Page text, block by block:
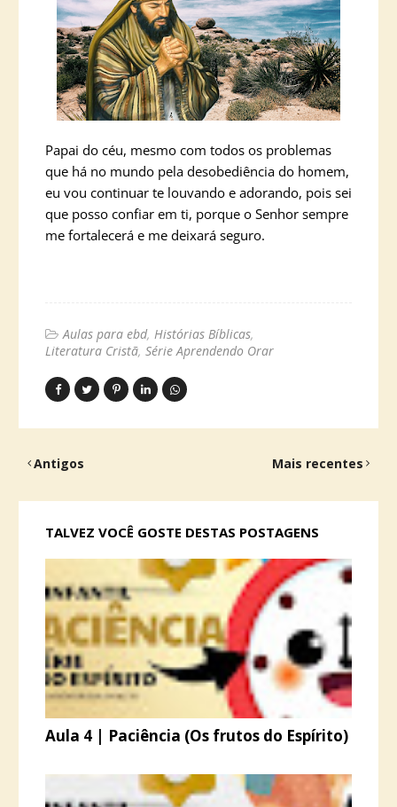
Papai do céu, mesmo com todos os problemas
que há no mundo pela desobediência do homem,
eu vou continuar te louvando e adorando, pois sei
que posso confiar em ti, porque o Senhor sempre
me fortalecerá e me deixará seguro.
Aulas para ebd Histórias Bíblicas
Literatura Cristã Série Aprendendo Orar
Mais recentes
Antigos
TALVEZ VOCÊ GOSTE DESTAS POSTAGENS
Aula 4 | Paciência (Os frutos do Espírito)